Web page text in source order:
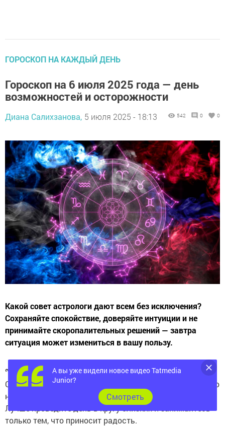
ГОРОСКОП НА КАЖДЫЙ ДЕНЬ
Гороскоп на 6 июля 2025 года — день
возможностей и осторожности
Диана Салихзанова, 5 июля 2025 - 18:13 542 0 0
Какой совет астрологи дают всем без исключения?
Сохраняйте спокойствие, доверяйте интуиции и не
принимайте скоропалительных решений — завтра
ситуация может измениться в вашу пользу.
♈ Овен
Сегодня ваше обаяние на высоте — используйте это! Но
не давайте обещаний: велик риск не сдержать слово.
Лучше проведите день в кругу близких и занимайтесь
только тем, что приносит радость.
А вы уже видели новое видео Tatmedia
Junior?
Cмотреть